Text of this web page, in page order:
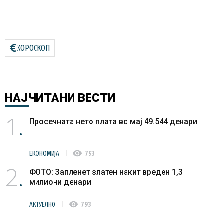
ХОРОСКОП
НАЈЧИТАНИ ВЕСТИ
1 Просечната нето плата во мај 49.544 денари
ЕКОНОМИЈА visibility 793
2
ФОТО: Запленет златен накит вреден 1,3
милиони денари
АКТУЕЛНО visibility 793